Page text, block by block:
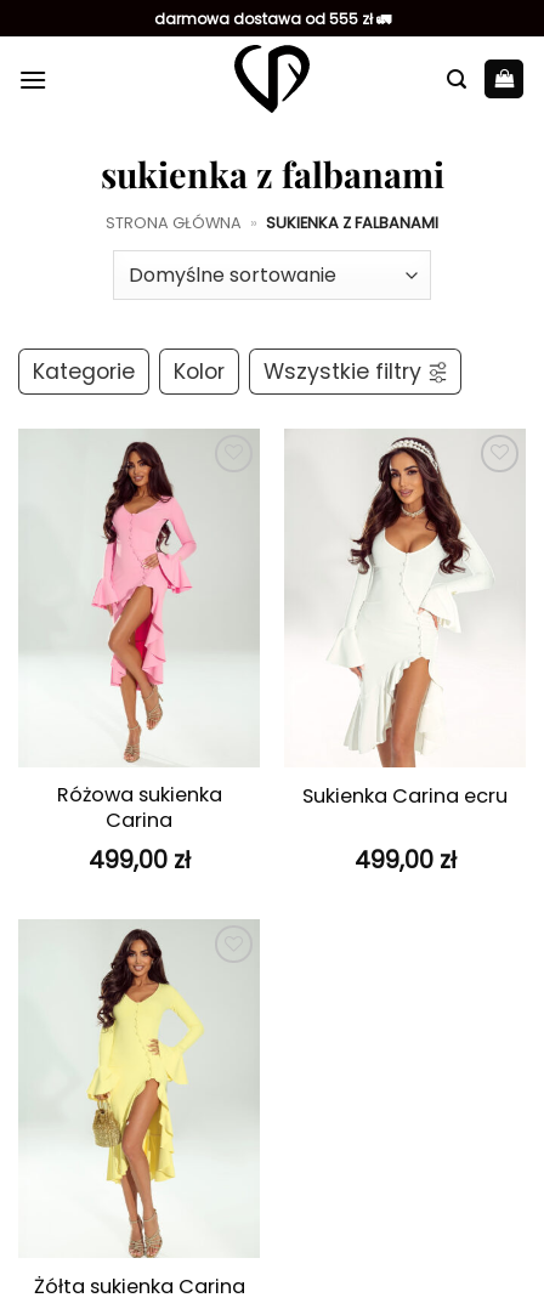
do
zawartości
darmowa dostawa od 555 zł 🚛
sukienka z falbanami
STRONA GŁÓWNA » SUKIENKA Z FALBANAMI
Kategorie Kolor Wszystkie filtry
ulubionych
Różowa sukienka
Carina
499,00 zł
Dodaj do
ulubionych
Sukienka Carina ecru
499,00 zł
ulubionych
Żółta sukienka Carina